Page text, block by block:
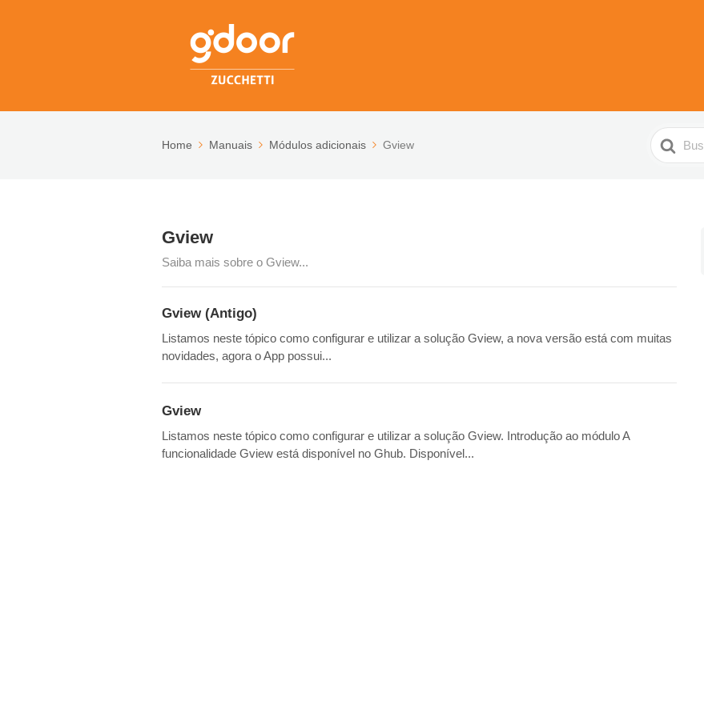
Home Manuais Módulos adicionais Gview Pesquisar
Gview
Saiba mais sobre o Gview...
Gview (Antigo)
Listamos neste tópico como configurar e utilizar a solução Gview, a nova versão está com muitas
novidades, agora o App possui...
Gview
Listamos neste tópico como configurar e utilizar a solução Gview. Introdução ao módulo A
funcionalidade Gview está disponível no Ghub. Disponível...